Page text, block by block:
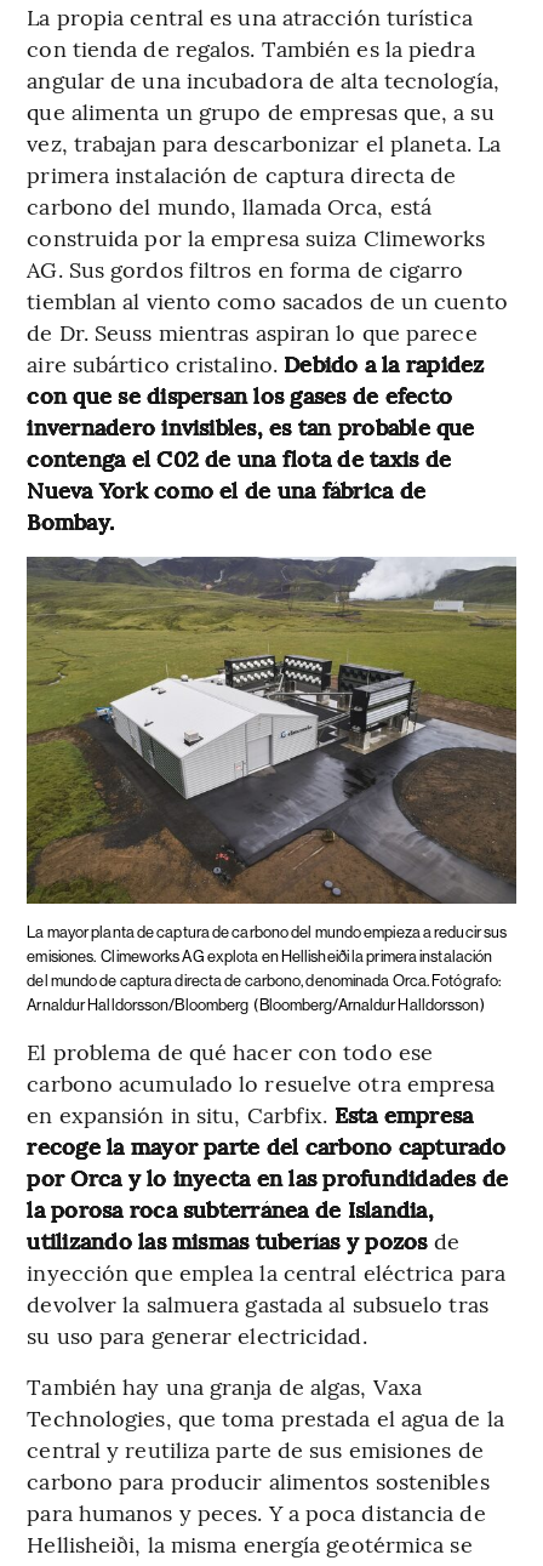
La propia central es una atracción turística
con tienda de regalos. También es la piedra
angular de una incubadora de alta tecnología,
que alimenta un grupo de empresas que, a su
vez, trabajan para descarbonizar el planeta. La
primera instalación de captura directa de
carbono del mundo, llamada Orca, está
construida por la empresa suiza Climeworks
AG. Sus gordos filtros en forma de cigarro
tiemblan al viento como sacados de un cuento
de Dr. Seuss mientras aspiran lo que parece
aire subártico cristalino. Debido a la rapidez
con que se dispersan los gases de efecto
invernadero invisibles, es tan probable que
contenga el C02 de una flota de taxis de
Nueva York como el de una fábrica de
Bombay.
La mayor planta de captura de carbono del mundo empieza a reducir sus
emisiones. Climeworks AG explota en Hellisheiði la primera instalación
del mundo de captura directa de carbono, denominada Orca. Fotógrafo:
Arnaldur Halldorsson/Bloomberg (Bloomberg/Arnaldur Halldorsson)
El problema de qué hacer con todo ese
carbono acumulado lo resuelve otra empresa
en expansión in situ, Carbfix. Esta empresa
recoge la mayor parte del carbono capturado
por Orca y lo inyecta en las profundidades de
la porosa roca subterránea de Islandia,
utilizando las mismas tuberías y pozos de
inyección que emplea la central eléctrica para
devolver la salmuera gastada al subsuelo tras
su uso para generar electricidad.
También hay una granja de algas, Vaxa
Technologies, que toma prestada el agua de la
central y reutiliza parte de sus emisiones de
carbono para producir alimentos sostenibles
para humanos y peces. Y a poca distancia de
Hellisheiði, la misma energía geotérmica se